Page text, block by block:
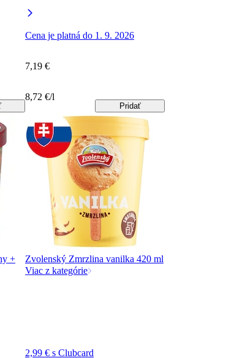
Cena je platná do 1. 9. 2026
7,19 €
8,72 €/l
Pridať
+
Zvolenský Zmrzlina vanilka 420 ml
Viac z kategórie
2,99 € s Clubcard